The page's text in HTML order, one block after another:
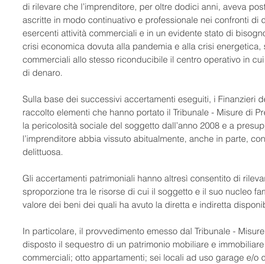
di rilevare che l’imprenditore, per oltre dodici anni, aveva
ascritte in modo continuativo e professionale nei confronti di
esercenti attività commerciali e in un evidente stato di
crisi economica dovuta alla pandemia e alla crisi
commerciali allo stesso riconducibile il centro operativo in
di denaro.
Sulla base dei successivi accertamenti eseguiti, i Finanzieri
raccolto elementi che hanno portato il Tribunale - Misure di
la pericolosità sociale del soggetto dall’anno 2008 e a
l’imprenditore abbia vissuto abitualmente, anche in parte,
delittuosa.
Gli accertamenti patrimoniali hanno altresì consentito di
sproporzione tra le risorse di cui il soggetto e il suo nucleo
valore dei beni dei quali ha avuto la diretta e indiretta
In particolare, il provvedimento emesso dal Tribunale -
disposto il sequestro di un patrimonio mobiliare e
commerciali; otto appartamenti; sei locali ad uso garage e/o